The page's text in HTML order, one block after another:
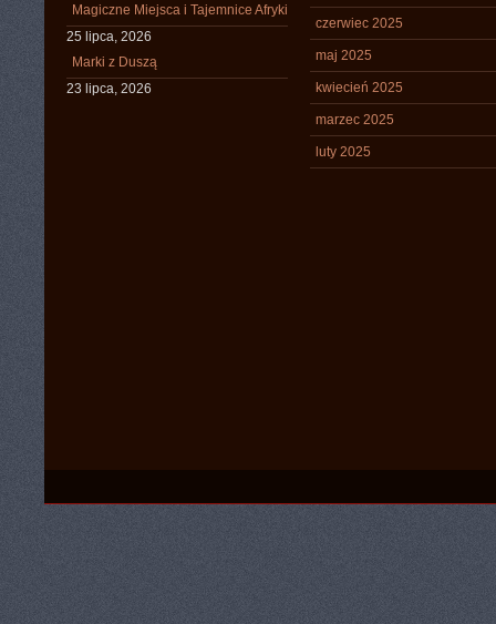
Magiczne Miejsca i Tajemnice Afryki
25 lipca, 2026
Marki z Duszą
23 lipca, 2026
czerwiec 2025
maj 2025
kwiecień 2025
marzec 2025
luty 2025